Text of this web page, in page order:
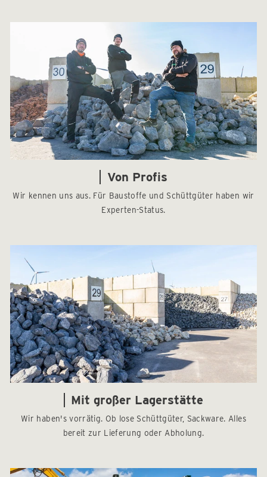
Von Profis
Wir kennen uns aus. Für Baustoffe und Schüttgüter haben wir
Experten-Status.
Mit großer Lagerstätte
Wir haben's vorrätig. Ob lose Schüttgüter, Sackware. Alles
bereit zur Lieferung oder Abholung.